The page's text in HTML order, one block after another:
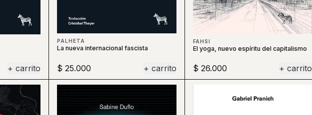
+ carrito
PALHETA
La nueva internacional fascista
$ 25.000 + carrito
FAHSI
El yoga, nuevo espíritu del capitalismo
$ 26.000 + carrito